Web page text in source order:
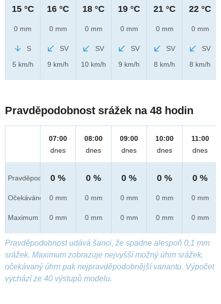
15 °C
0 mm
S
5 km/h
16 °C
0 mm
SV
9 km/h
18 °C
0 mm
SV
10 km/h
19 °C
0 mm
SV
9 km/h
21 °C
0 mm
SV
8 km/h
22 °C
0 mm
SV
8 km/h
Pravděpodobnost srážek na 48 hodin
Pravděpod.
Očekáváno
Maximum
07:00
dnes
0 %
0 mm
0 mm
08:00
dnes
0 %
0 mm
0 mm
09:00
dnes
0 %
0 mm
0 mm
10:00
dnes
0 %
0 mm
0 mm
11:00
dnes
0 %
0 mm
0 mm
Pravděpodobnost udává šanci, že spadne alespoň 0,1 mm
srážek. Maximum zobrazuje nejvyšší možný úhrn srážek,
očekávaný úhrn pak nejpravděpodobnější variantu. Výpočet
vychází ze 40 výstupů modelu.